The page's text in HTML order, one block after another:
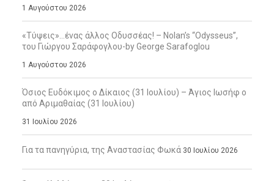
1 Αυγούστου 2026
«Τύψεις»…ένας άλλος Οδυσσέας! – Nolan’s “Odysseus”,
του Γιώργου Σαράφογλου-by George Sarafoglou
1 Αυγούστου 2026
Όσιος Ευδόκιμος ο Δίκαιος (31 Ιουλίου) – Άγιος Ιωσήφ ο
από Αριμαθαίας (31 Ιουλίου)
31 Ιουλίου 2026
Για τα πανηγύρια, της Αναστασίας Φωκά 30 Ιουλίου 2026